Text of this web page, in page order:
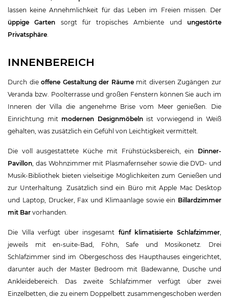
lassen keine Annehmlichkeit für das Leben im Freien missen. Der
üppige Garten sorgt für tropisches Ambiente und ungestörte
Privatsphäre
INNENBEREICH
Durch dieoffene Gestaltung der Räumemit diversen Zugängen zur
Veranda bzw. Poolterrasse und großen Fenstern können Sie auch im
Inneren der Villa die angenehme Brise vom Meer genießen. Die
Einrichtung mit modernen Designmöbelnist vorwiegend in Weiß
gehalten, was zusätzlich ein Gefühl von Leichtigkeit vermittelt.
Die voll ausgestattete Küche mit Frühstücksbereich, ein Dinner-
Pavillon , das Wohnzimmer mit Plasmafernseher sowie die DVD- und
Musik-Bibliothek bieten vielseitige Möglichkeiten zum Genießen und
zur Unterhaltung. Zusätzlich sind ein Büro mit Apple Mac Desktop
und Laptop, Drucker, Fax und Klimaanlage sowie ein Billardzimmer
mit Bar vorhanden.
Die Villa verfügt über insgesamt fünf klimatisierte Schlafzimmer
jeweils mit en-suite-Bad, Föhn, Safe und Mosikonetz. Drei
Schlafzimmer sind im Obergeschoss des Haupthauses eingerichtet,
darunter auch der Master Bedroom mit Badewanne, Dusche und
Ankleidebereich. Das zweite Schlafzimmer verfügt über zwei
Einzelbetten, die zu einem Doppelbett zusammengeschoben werden